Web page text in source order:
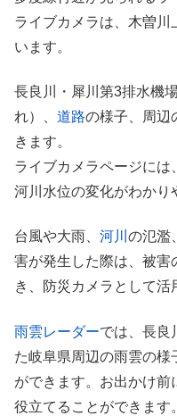
ライブカメラは、木曽川
います。
長良川・犀川第3排水機
れ）、 道路の様子、周辺
きます。
ライブカメラページには
河川水位の変化がわかり
台風や大雨、 河川 の氾濫
害が発生した際は、被害
き、防災カメラとして活
雨雲レーダーでは、長良
た岐阜県周辺の雨雲の様
ができます。お出かけ前
役立てることができます。